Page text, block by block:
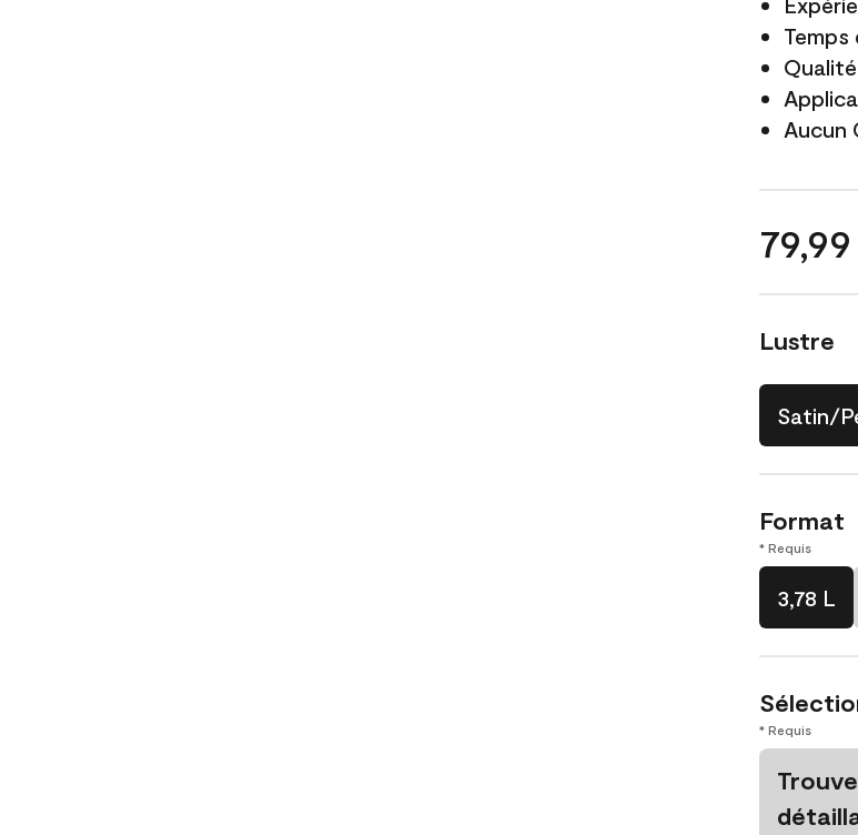
Aucun
Lustre
Satin/
Format
* Requis
3,78 L
* Requis